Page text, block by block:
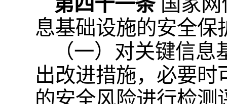
息基础设施的安全保
（一）对关键信
出改进措施，必要
的安全风险进行检测